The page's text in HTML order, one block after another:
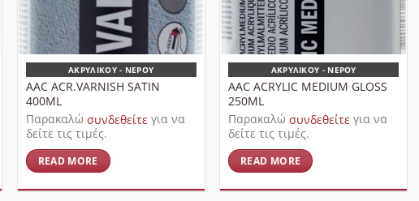
ΑΚΡΥΛΙΚΟΎ - ΝΕΡΟΎ
AAC ACR.VARNISH SATIN
400ML
Παρακαλώ συνδεθείτε για να
δείτε τις τιμές.
READ MORE
ΑΚΡΥΛΙΚΟΎ - ΝΕΡΟΎ
AAC ACRYLIC MEDIUM GLOSS
250ML
Παρακαλώσυνδεθείτε για να
δείτε τις τιμές.
READ MORE